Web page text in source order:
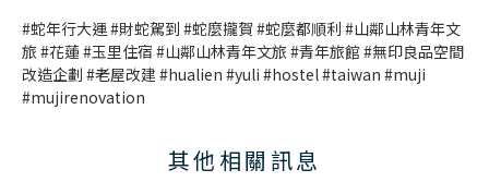
#蛇年行大運 #財蛇駕到 #蛇麼攏賀 #蛇麼都順利 #山鄰山林青年文
旅 #花蓮 #玉里住宿 #山鄰山林青年文旅 #青年旅館 #無印良品空間
改造企劃 #老屋改建 #hualien #yuli #hostel #taiwan #muji
#mujirenovation
其他相關訊息